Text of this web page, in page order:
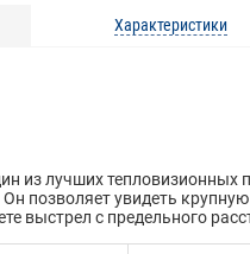
Характеристики
из лучших
позволяет увидеть
выстрел с предельного